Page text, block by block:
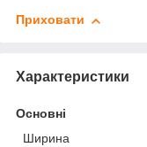
Приховати
Характеристики
Основні
Ширина